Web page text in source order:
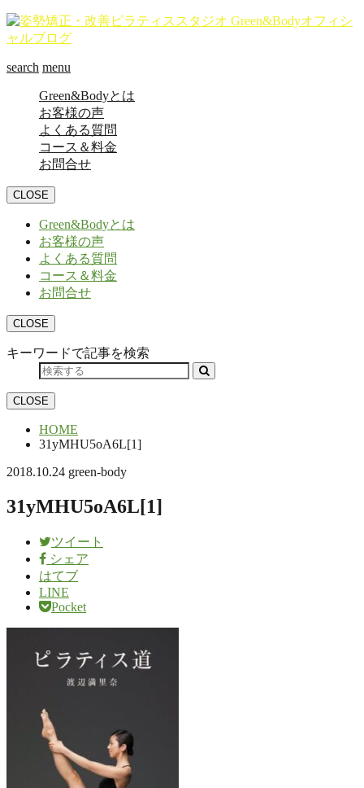
search menu
Green&Bodyとは
お客様の声
よくある質問
コース＆料金
お問合せ
CLOSE
Green&Bodyとは
お客様の声
よくある質問
コース＆料金
お問合せ
CLOSE
キーワードで記事を検索
CLOSE
HOME
31yMHU5oA6L[1]
2018.10.24 green-body
31yMHU5oA6L[1]
ツイート
シェア
はてブ
LINE
Pocket